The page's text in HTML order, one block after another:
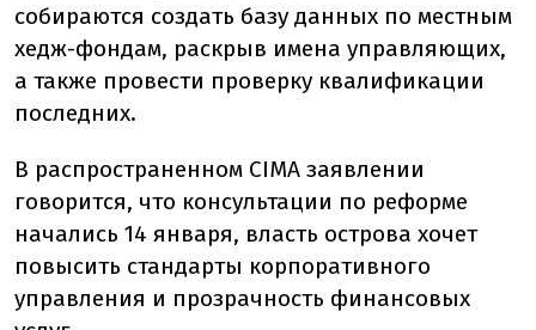
собираются создать базу данных по местным
хедж-фондам, раскрыв имена управляющих,
а также провести проверку квалификации
последних.
В распространенном CIMA заявлении
говорится, что консультации по реформе
начались 14 января, власть острова хочет
повысить стандарты корпоративного
управления и прозрачность финансовых